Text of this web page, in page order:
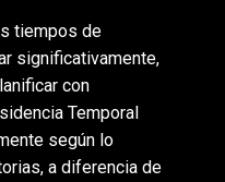
tiempos de
significativamente,
con
Temporal
según lo
a diferencia de